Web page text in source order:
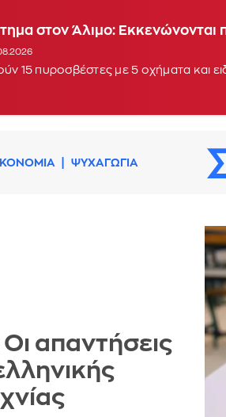
στον Άλιμο: Εκκενώνονται
15 πυροσβέστες με 5 οχήματα και
ΨΥΧΑΓΩΓΙΑ
απαντήσεις